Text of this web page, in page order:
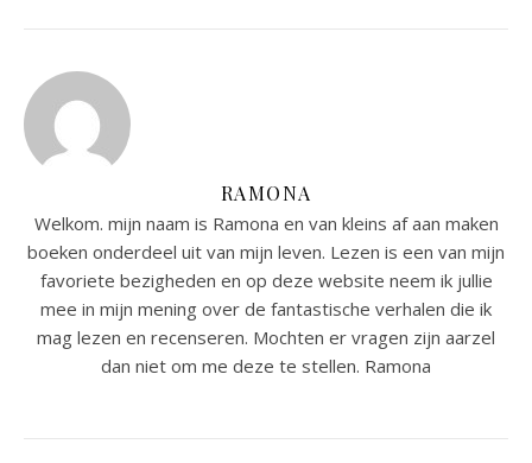
RAMONA
Welkom. mijn naam is Ramona en van kleins af aan maken
boeken onderdeel uit van mijn leven. Lezen is een van mijn
favoriete bezigheden en op deze website neem ik jullie
mee in mijn mening over de fantastische verhalen die ik
mag lezen en recenseren. Mochten er vragen zijn aarzel
dan niet om me deze te stellen. Ramona